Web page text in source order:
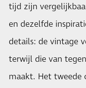
tijd zijn
en dezelfde
details: de vintage
terwijl die van
maakt. Het tweede